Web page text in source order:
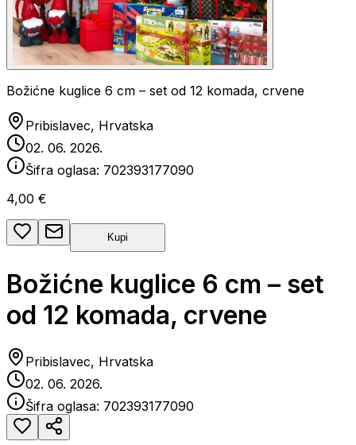
Božićne kuglice 6 cm – set od 12 komada, crvene
Pribislavec, Hrvatska
02. 06. 2026.
Šifra oglasa: 702393177090
4,00 €
Kupi
Božićne kuglice 6 cm – set
od 12 komada, crvene
Pribislavec, Hrvatska
02. 06. 2026.
Šifra oglasa: 702393177090